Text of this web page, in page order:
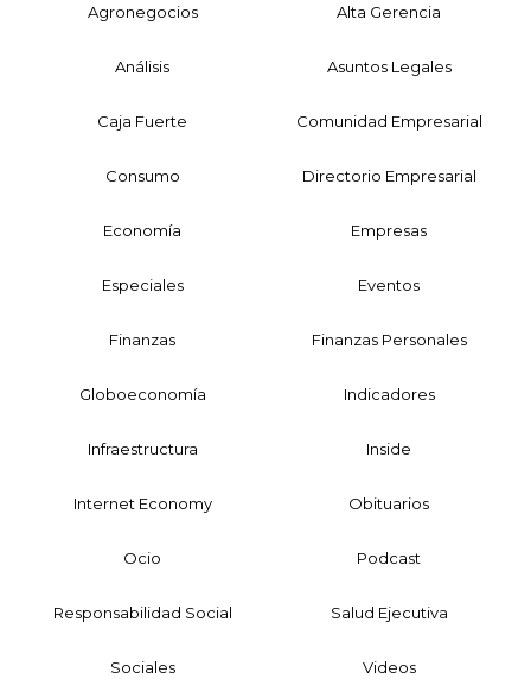
Agronegocios Alta Gerencia
Análisis Asuntos Legales
Caja Fuerte Comunidad Empresarial
Consumo Directorio Empresarial
Economía Empresas
Especiales Eventos
Finanzas Finanzas Personales
Globoeconomía Indicadores
Infraestructura Inside
Internet Economy Obituarios
Ocio Podcast
Responsabilidad Social Salud Ejecutiva
Sociales Videos